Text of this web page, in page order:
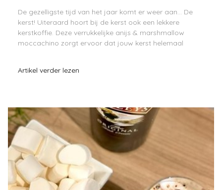
De gezelligste tijd van het jaar komt er weer aan… De
kerst! Uiteraard hoort bij de kerst ook een lekkere
kerstkoffie. Deze verrukkelijke anijs & marshmallow
moccachino zorgt ervoor dat jouw kerst helemaal
Artikel verder lezen